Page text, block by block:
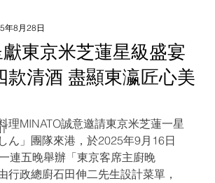
東京米芝蓮星級盛宴
款清酒 盡顯東瀛匠心美
年8月28日
理MINATO誠意邀請東京米芝蓮一星
ん」團隊來港，於2025年9月16日
連五晚舉辦「東京客席主廚晚
行政總廚石田伸二先生設計菜單，